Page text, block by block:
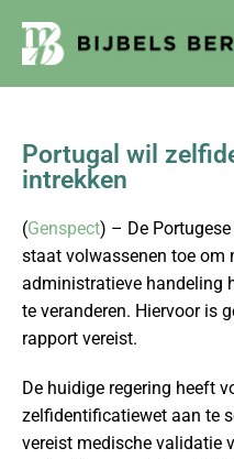
Portugal wil
intrekken
(Genspect) – De
staat volwassenen toe om
administratieve handeling
te veranderen. Hiervoor is
rapport vereist.
De huidige regering heeft
zelfidentificatiewet aan te
vereist medische validatie